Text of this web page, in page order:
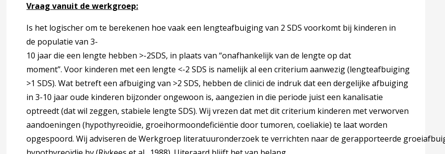
Vraag vanuit de werkgroep:
Is het logischer om te berekenen hoe vaak een lengteafbuiging van 2 SDS voorkomt bij kinderen in
de populatie van 3-
10 jaar die een lengte hebben >-2SDS, in plaats van “onafhankelijk van de lengte op dat
moment”. Voor kinderen met een lengte <-2 SDS is namelijk al een criterium aanwezig (lengteafbuiging
>1 SDS). Wat betreft een afbuiging van >2 SDS, hebben de clinici de indruk dat een dergelijke afbuiging
in 3-10 jaar oude kinderen bijzonder ongewoon is, aangezien in die periode juist een kanalisatie
optreedt (dat wil zeggen, stabiele lengte SDS). Wij vrezen dat met dit criterium kinderen met verworven
aandoeningen (hypothyreoïdie, groeihormoondeficiëntie door tumoren, coeliakie) te laat worden
opgespoord. Wij adviseren de Werkgroep literatuuronderzoek te verrichten naar de gerapporteerde